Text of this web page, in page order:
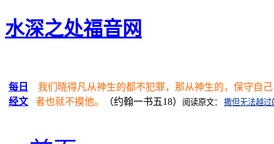
水深之处福音网
每日
经文
我们晓得凡从神生的都不犯罪，那从神生的，保守自
者也就不摸他。
（约翰一书五18） 阅读原文： 撒但无法越